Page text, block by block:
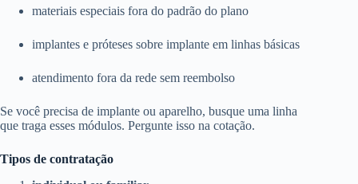
materiais especiais fora do padrão do plano
implantes e próteses sobre implante em linhas básicas
atendimento fora da rede sem reembolso
Se você precisa de implante ou aparelho, busque uma linha
que traga esses módulos. Pergunte isso na cotação.
Tipos de contratação